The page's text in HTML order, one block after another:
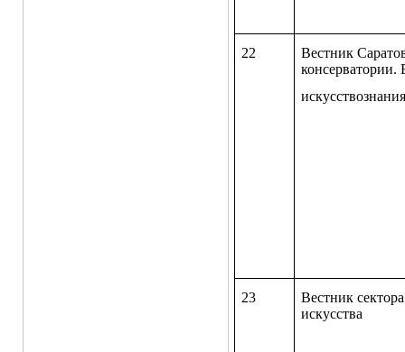
22
Вестник
консерватории.
искусствознания
23
Вестник
искусства